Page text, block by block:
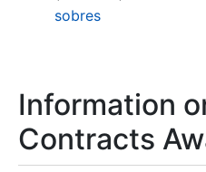
sobres
Information
Contracts